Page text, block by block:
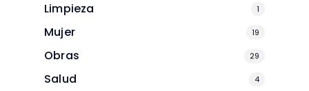
Limpieza 1
Mujer 19
Obras 29
Salud 4